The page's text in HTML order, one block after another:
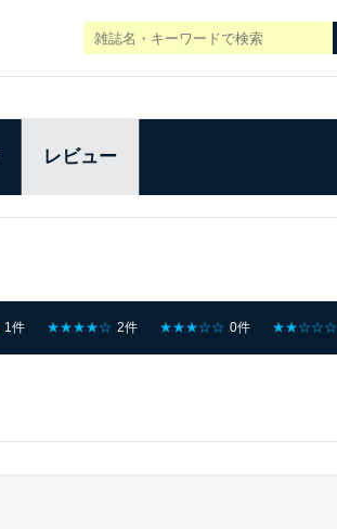
レビュー
1件 ★★★★☆ 2件 ★★★☆☆ 0件 ★★☆☆☆